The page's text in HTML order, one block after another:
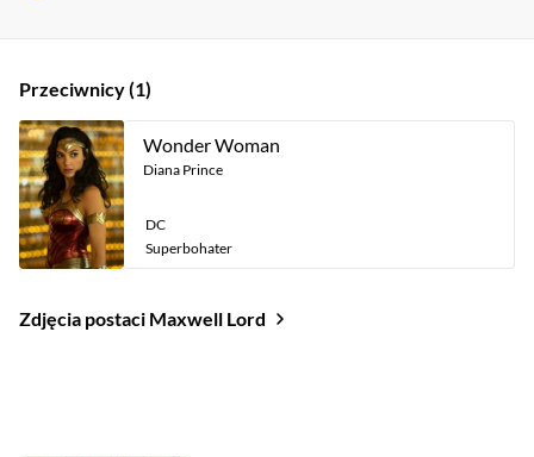
Przeciwnicy 1
Wonder Woman
Diana Prince
DC
Superbohater
Zdjęcia postaci Maxwell Lord